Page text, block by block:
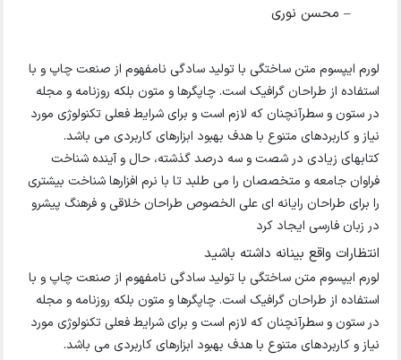
– محسن نوری
لورم ایپسوم متن ساختگی با تولید سادگی نامفهوم از صنعت چاپ و با
استفاده از طراحان گرافیک است. چاپگرها و متون بلکه روزنامه و مجله
در ستون و سطرآنچنان که لازم است و برای شرایط فعلی تکنولوژی مورد
نیاز و کاربردهای متنوع با هدف بهبود ابزارهای کاربردی می باشد.
کتابهای زیادی در شصت و سه درصد گذشته، حال و آینده شناخت
فراوان جامعه و متخصصان را می طلبد تا با نرم افزارها شناخت بیشتری
را برای طراحان رایانه ای علی الخصوص طراحان خلاقی و فرهنگ پیشرو
در زبان فارسی ایجاد کرد
انتظارات واقع بینانه داشته باشید
لورم ایپسوم متن ساختگی با تولید سادگی نامفهوم از صنعت چاپ و با
استفاده از طراحان گرافیک است. چاپگرها و متون بلکه روزنامه و مجله
در ستون و سطرآنچنان که لازم است و برای شرایط فعلی تکنولوژی مورد
نیاز و کاربردهای متنوع با هدف بهبود ابزارهای کاربردی می باشد.